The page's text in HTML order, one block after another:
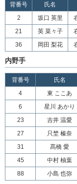
背番号 氏名
2
坂口 英里
21
英 菜々子
36
岡田 梨花
内野手
背番号 氏名
4
東 ここあ
6
星川 あかり
23
吉井 温愛
27
只埜 榛奈
31
髙橋 愛
45
中村 柚葉
88
小島 也弥